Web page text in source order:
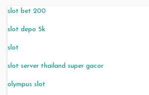
slot bet 200
slot depo 5k
slot
slot server thailand super gacor
olympus slot